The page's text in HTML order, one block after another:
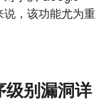
说，该功能尤为重
别漏洞详